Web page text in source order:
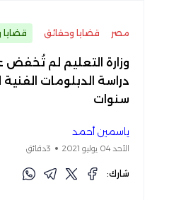
مصر قضايا وحقائق قضايا
وزارة التعليم لم
دراسة الدبلومات
سنوات
ياسمين أحمد
الأحد 04 يوليو 2021 3دقائق
شارك: